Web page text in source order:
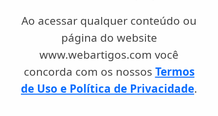
Ao acessar qualquer conteúdo ou
página do website
www.webartigos.com você
concorda com os nossos Termos
de Uso e Política de Privacidade.